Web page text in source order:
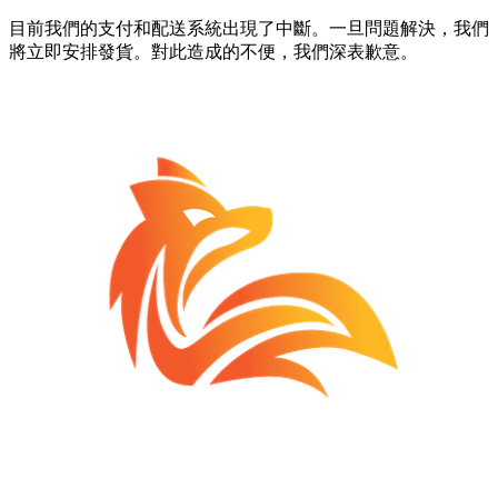
目前我們的支付和配送系統出現了中斷。一旦問題解決，我們
將立即安排發貨。對此造成的不便，我們深表歉意。